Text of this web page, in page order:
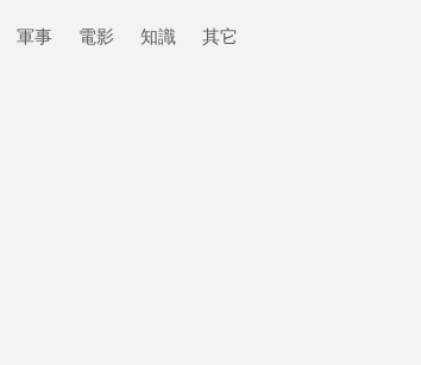
軍事 電影 知識 其它